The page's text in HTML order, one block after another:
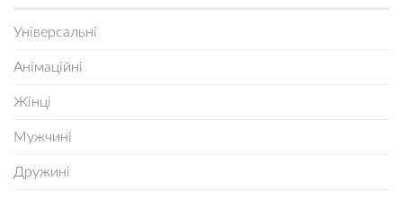
Універсальні
Анімаційні
Жінці
Мужчині
Дружині